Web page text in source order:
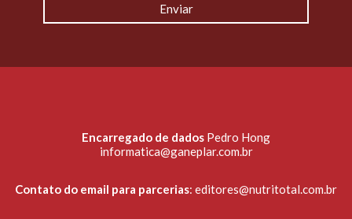
Encarregado de dados Pedro Hong
informatica@ganeplar.com.br
Contato do email para parcerias: editores@nutritotal.com.br